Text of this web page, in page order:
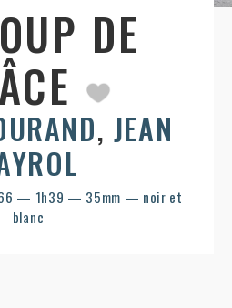
DE
, JEAN
— 1h39 — 35mm — noir et
blanc